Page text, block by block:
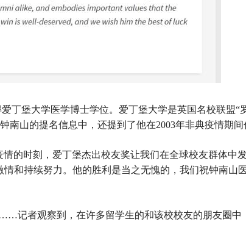
丁堡大学医学博士学位。爱丁堡大学是英国名校联盟“
南山的提名信息中，还提到了他在2003年非典疫情期间
的时刻，爱丁堡杰出校友奖让我们在全球校友群体中
和持续努力。他的胜利是当之无愧的，我们祝钟南山
记者观察到，在许多留学生的和该校校友的朋友圈中